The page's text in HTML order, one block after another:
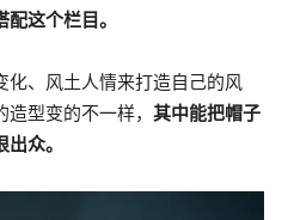
这个栏目。
化、风土人情来打造自己的风
型变的不一样， 其中能把帽子
众。